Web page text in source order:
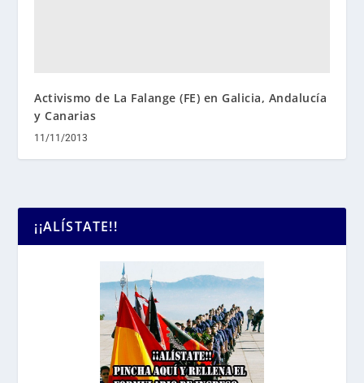
Activismo de La Falange (FE) en Galicia, Andalucía
y Canarias
11/11/2013
¡¡ALÍSTATE!!